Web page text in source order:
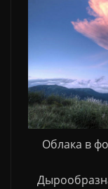
Облака в